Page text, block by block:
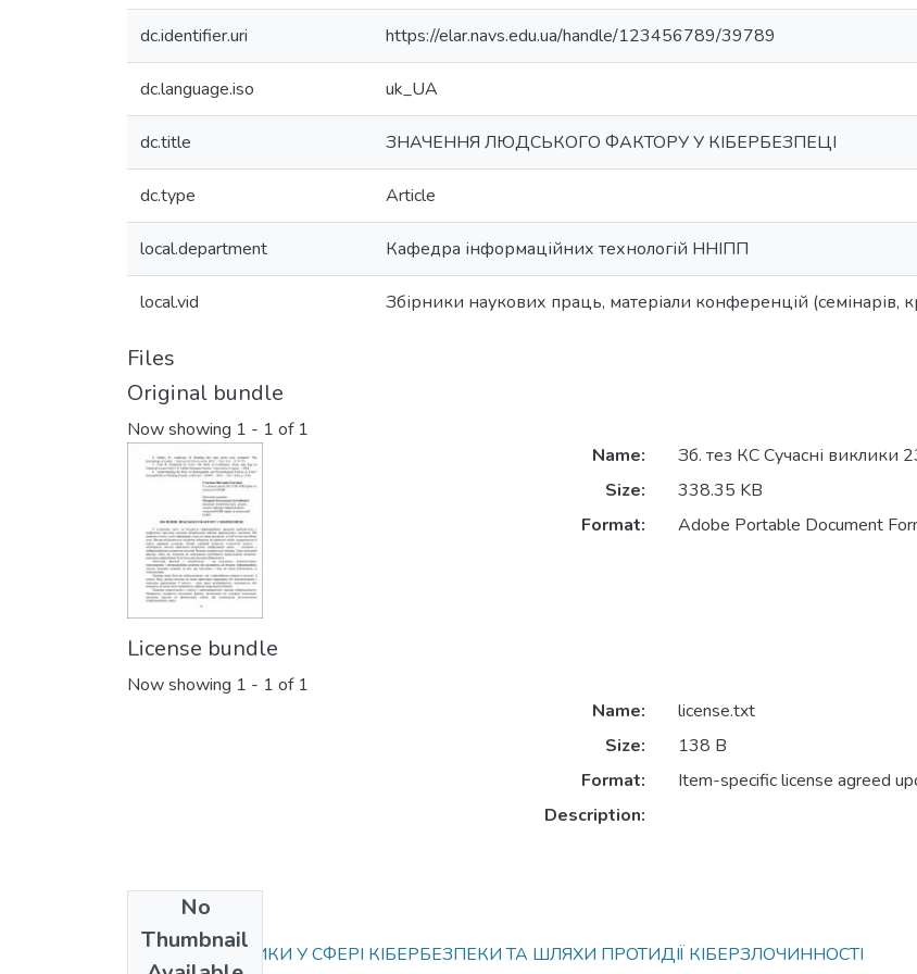
dc.identifier.uri https://elar.navs.edu.ua/handle/123456789/39789
dc.language.iso uk_UA
dc.title ЗНАЧЕННЯ ЛЮДСЬКОГО ФАКТОРУ У КІБЕРБЕЗПЕЦІ
dc.type Article
local.department Кафедра інформаційних технологій ННІПП
local.vid Збірники наукових праць, матеріали конференцій (семінарів,
Files
Original bundle
Now showing 1 - 1 of 1
Name:
Зб. тез КС Сучасні виклики
Size:
338.35 KB
Format:
Adobe Portable Document
License bundle
Now showing 1 - 1 of 1
No
Thumbnail
Name:
license.txt
Size:
138 B
Format:
Item-specific license agreed
Description:
Collections
СУЧАСНІ ВИКЛИКИ У СФЕРІ КІБЕРБЕЗПЕКИ ТА ШЛЯХИ ПРОТИДІЇ КІБЕРЗЛОЧИННОСТІ